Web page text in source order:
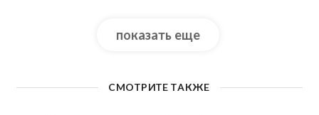
показать еще
СМОТРИТЕ ТАКЖЕ